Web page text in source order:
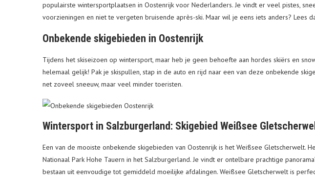
populairste wintersportplaatsen in Oostenrijk voor Nederlanders. Je vindt er veel pistes,
voorzieningen en niet te vergeten bruisende après-ski. Maar wil je eens iets anders? Lees
Onbekende skigebieden in Oostenrijk
Tijdens het skiseizoen op wintersport, maar heb je geen behoefte aan hordes skiërs en
helemaal gelijk! Pak je skispullen, stap in de auto en rijd naar een van deze onbekende
net zoveel sneeuw, maar veel minder toeristen.
Wintersport in Salzburgerland: Skigebied Weißsee
Een van de mooiste onbekende skigebieden van Oostenrijk is het Weißsee Gletscherwelt.
Nationaal Park Hohe Tauern in het Salzburgerland. Je vindt er ontelbare prachtige
bestaan uit eenvoudige tot gemiddeld moeilijke afdalingen. Weißsee Gletscherwelt is